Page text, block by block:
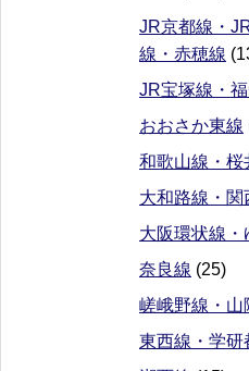
JR京都線・
線・赤穂線
JR宝塚線・
おおさか東線
和歌山線・桜
大和路線・関
大阪環状線・
奈良線 (25)
嵯峨野線・山
東西線・学研